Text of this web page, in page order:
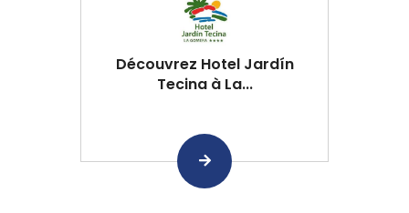
Découvrez Hotel Jardín
Tecina à La...